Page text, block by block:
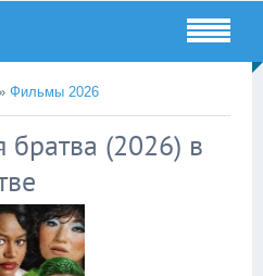
Фильмы 2026
братва (2026) в